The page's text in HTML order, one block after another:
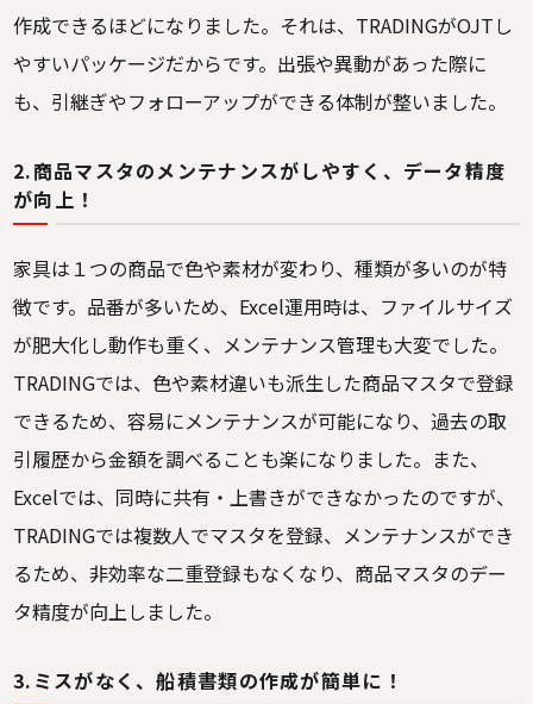
作成できるほどになりました。それは、TRADINGがOJTし
やすいパッケージだからです。出張や異動があった際に
も、引継ぎやフォローアップができる体制が整いました。
2.商品マスタのメンテナンスがしやすく、データ精度
が向上！
家具は１つの商品で色や素材が変わり、種類が多いのが特
徴です。品番が多いため、Excel運用時は、ファイルサイズ
が肥大化し動作も重く、メンテナンス管理も大変でした。
TRADINGでは、色や素材違いも派生した商品マスタで登録
できるため、容易にメンテナンスが可能になり、過去の取
引履歴から金額を調べることも楽になりました。また、
Excelでは、同時に共有・上書きができなかったのですが、
TRADINGでは複数人でマスタを登録、メンテナンスができ
るため、非効率な二重登録もなくなり、商品マスタのデー
タ精度が向上しました。
3.ミスがなく、船積書類の作成が簡単に！